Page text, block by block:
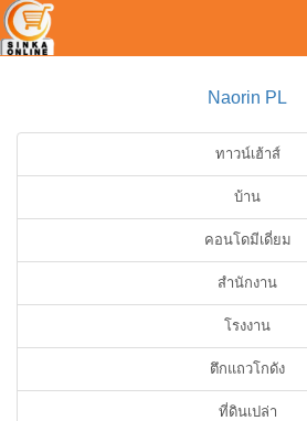
Naorin PL
ทาวน์เฮ้าส์
บ้าน
คอนโดมีเดี่ยม
สำนักงาน
โรงงาน
ตึกแถวโกดัง
ที่ดินเปล่า